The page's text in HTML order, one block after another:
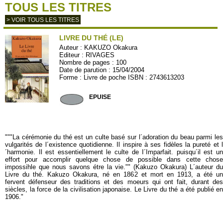
TOUS LES TITRES
> VOIR TOUS LES TITRES
LIVRE DU THÉ (LE)
Auteur : KAKUZO Okakura
Editeur : RIVAGES
Nombre de pages : 100
Date de parution : 15/04/2004
Forme : Livre de poche ISBN : 2743613203
EPUISE
"""La cérémonie du thé est un culte basé sur l´adoration du beau parmi les
vulgarités de l´existence quotidienne. Il inspire à ses fidèles la pureté et l
´harmonie. Il est essentiellement le culte de I´Imparfait. puisqu´il est un
effort pour accomplir quelque chose de possible dans cette chose
impossihle que nous savons étre la vie."" (Kakuzo Okakura) L´auteur du
Livre du thé. Kakuzo Okakura, né en 1862 et mort en 1913, a été un
fervent défenseur des traditions et des moeurs qui ont fait, durant des
siècles, la force de la civilisation japonaise. Le Livre du thé a été publié en
1906."